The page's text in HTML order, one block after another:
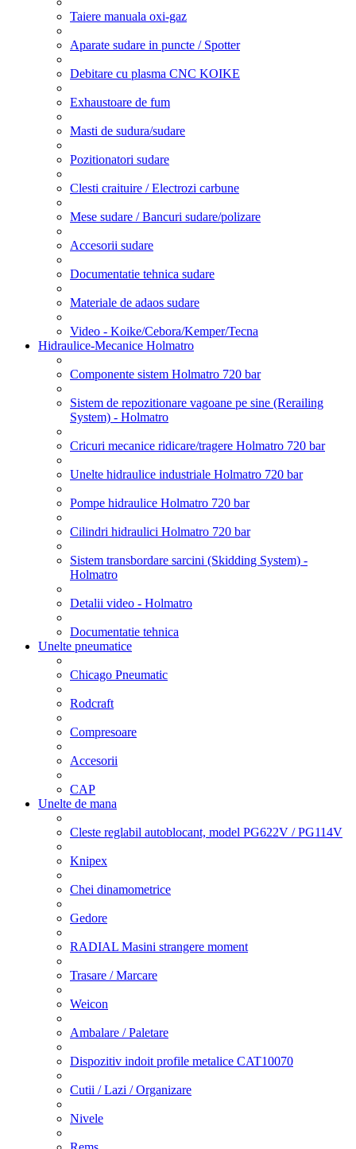
Taiere manuala oxi-gaz
Aparate sudare in puncte / Spotter
Debitare cu plasma CNC KOIKE
Exhaustoare de fum
Masti de sudura/sudare
Pozitionatori sudare
Clesti craituire / Electrozi carbune
Mese sudare / Bancuri sudare/polizare
Accesorii sudare
Documentatie tehnica sudare
Materiale de adaos sudare
Video - Koike/Cebora/Kemper/Tecna
Hidraulice-Mecanice Holmatro
Componente sistem Holmatro 720 bar
Sistem de repozitionare vagoane pe sine (Rerailing
System) - Holmatro
Cricuri mecanice ridicare/tragere Holmatro 720 bar
Unelte hidraulice industriale Holmatro 720 bar
Pompe hidraulice Holmatro 720 bar
Cilindri hidraulici Holmatro 720 bar
Sistem transbordare sarcini (Skidding System) -
Holmatro
Detalii video - Holmatro
Documentatie tehnica
Unelte pneumatice
Chicago Pneumatic
Rodcraft
Compresoare
Accesorii
CAP
Unelte de mana
Cleste reglabil autoblocant, model PG622V / PG114V
Knipex
Chei dinamometrice
Gedore
RADIAL Masini strangere moment
Trasare / Marcare
Weicon
Ambalare / Paletare
Dispozitiv indoit profile metalice CAT10070
Cutii / Lazi / Organizare
Nivele